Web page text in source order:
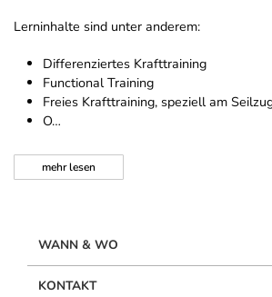
Lerninhalte sind unter anderem:
Differenziertes Krafttraining
Functional Training
Freies Krafttraining, speziell am
O…
mehrlesen
WANN & WO
KONTAKT